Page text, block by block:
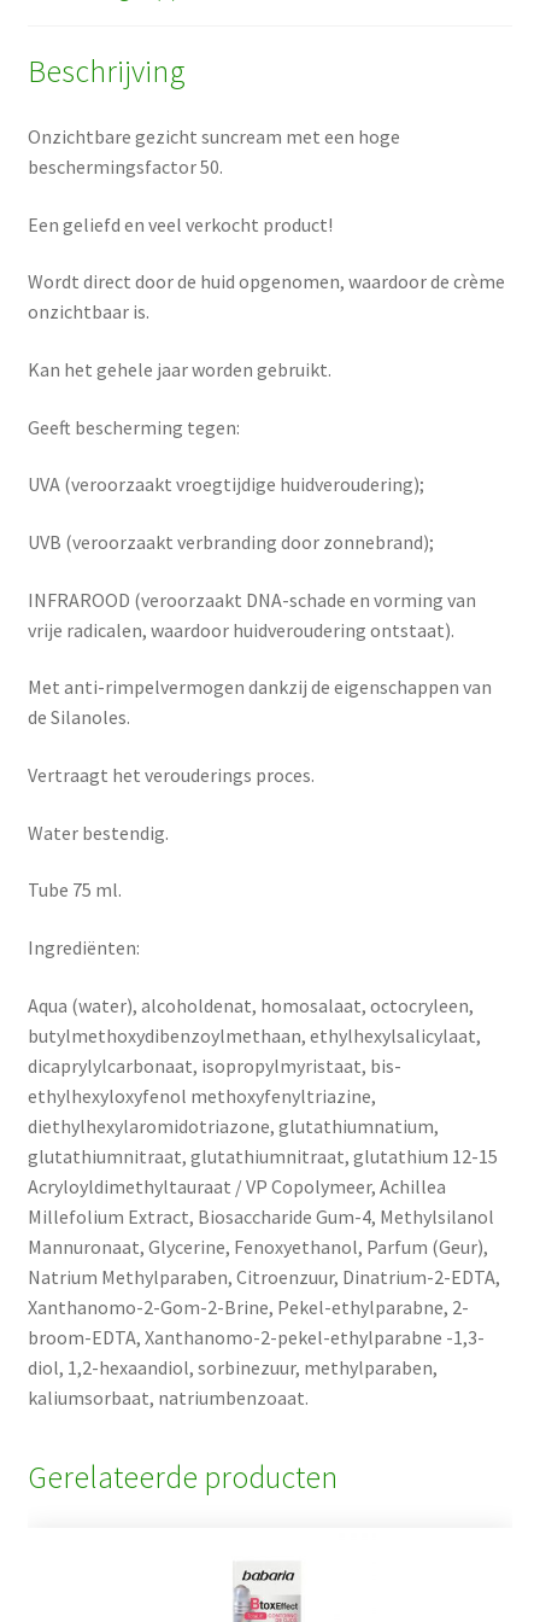
Beschrijving
Onzichtbare gezicht suncream met een hoge
beschermingsfactor 50.
Een geliefd en veel verkocht product!
Wordt direct door de huid opgenomen, waardoor de crème
onzichtbaar is.
Kan het gehele jaar worden gebruikt.
Geeft bescherming tegen:
UVA (veroorzaakt vroegtijdige huidveroudering);
UVB (veroorzaakt verbranding door zonnebrand);
INFRAROOD (veroorzaakt DNA-schade en vorming van
vrije radicalen, waardoor huidveroudering ontstaat).
Met anti-rimpelvermogen dankzij de eigenschappen van
de Silanoles.
Vertraagt het verouderings proces.
Water bestendig.
Tube 75 ml.
Ingrediënten:
Aqua (water), alcoholdenat, homosalaat, octocryleen,
butylmethoxydibenzoylmethaan, ethylhexylsalicylaat,
dicaprylylcarbonaat, isopropylmyristaat, bis-
ethylhexyloxyfenol methoxyfenyltriazine,
diethylhexylaromidotriazone, glutathiumnatium,
glutathiumnitraat, glutathiumnitraat, glutathium 12-15
Acryloyldimethyltauraat / VP Copolymeer, Achillea
Millefolium Extract, Biosaccharide Gum-4, Methylsilanol
Mannuronaat, Glycerine, Fenoxyethanol, Parfum (Geur),
Natrium Methylparaben, Citroenzuur, Dinatrium-2-EDTA,
Xanthanomo-2-Gom-2-Brine, Pekel-ethylparabne, 2-
broom-EDTA, Xanthanomo-2-pekel-ethylparabne -1,3-
diol, 1,2-hexaandiol, sorbinezuur, methylparaben,
kaliumsorbaat, natriumbenzoaat.
Gerelateerde producten